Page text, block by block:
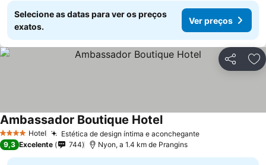
Selecione as datas para ver os preços
exatos.
Ver preços
Partilhar
4 EstrelasHotel Estética de design íntima e aconcheganteVer preços
Ambassador Boutique HotelVer preços
9,3 Excelente 744 Nyon, a 1.4 km de Prangins